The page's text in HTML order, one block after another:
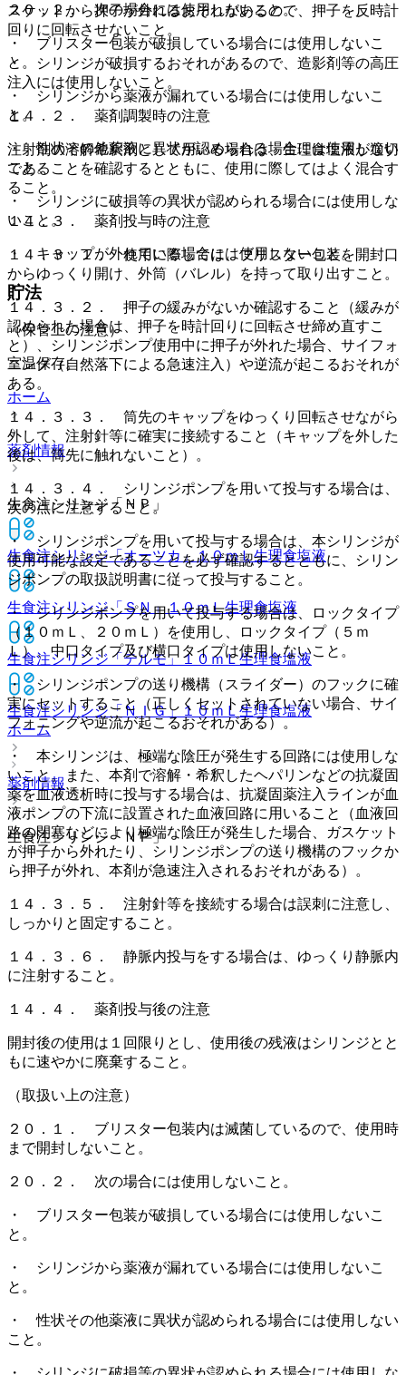
２０．２． 次の場合には使用しないこと。
・ ブリスター包装が破損している場合には使用しないこ
と。
・ シリンジから薬液が漏れている場合には使用しないこ
と。
・ 性状その他薬液に異状が認められる場合には使用しない
こと。
・ シリンジに破損等の異状が認められる場合には使用しな
いこと。
・ キャップが外れている場合には使用しないこと。
貯法
（保管上の注意）
室温保存。
ホーム
薬剤情報
生食注シリンジ「ＮＰ」
生食注シリンジ「オーツカ」１０ｍＬ生理食塩液
生食注シリンジ「ＳＮ」１０ｍＬ生理食塩液
生食注シリンジ「テルモ」１０ｍＬ生理食塩液
生食注シリンジ「ＮＩＧ」１０ｍＬ 生理食塩液
ホーム
薬剤情報
生食注シリンジ「ＮＰ」
スケットから押子が外れるおそれがあるので、押子を反時計
回りに回転させないこと。
・ シリンジが破損するおそれがあるので、造影剤等の高圧
注入には使用しないこと。
１４．２． 薬剤調製時の注意
注射剤の溶解希釈剤として用いる場合は、生理食塩液が適切
であることを確認するとともに、使用に際してはよく混合す
ること。
１４．３． 薬剤投与時の注意
１４．３．１． 使用に際しては、ブリスター包装を開封口
からゆっくり開け、外筒（バレル）を持って取り出すこと。
１４．３．２． 押子の緩みがないか確認すること（緩みが
認められた場合は、押子を時計回りに回転させ締め直すこ
と）、シリンジポンプ使用中に押子が外れた場合、サイフォ
ニング（自然落下による急速注入）や逆流が起こるおそれが
ある。
１４．３．３． 筒先のキャップをゆっくり回転させながら
外して、注射針等に確実に接続すること（キャップを外した
後は、筒先に触れないこと）。
１４．３．４． シリンジポンプを用いて投与する場合は、
次の点に注意すること。
・ シリンジポンプを用いて投与する場合は、本シリンジが
使用可能な設定であることを必ず確認するとともに、シリン
ジポンプの取扱説明書に従って投与すること。
・ シリンジポンプを用いて投与する場合は、ロックタイプ
（１０ｍＬ、２０ｍＬ）を使用し、ロックタイプ（５ｍ
Ｌ）、中口タイプ及び横口タイプは使用しないこと。
・ シリンジポンプの送り機構（スライダー）のフックに確
実にセットすること（正しくセットされていない場合、サイ
フォニングや逆流が起こるおそれがある）。
・ 本シリンジは、極端な陰圧が発生する回路には使用しな
いこと。また、本剤で溶解・希釈したヘパリンなどの抗凝固
薬を血液透析時に投与する場合は、抗凝固薬注入ラインが血
液ポンプの下流に設置された血液回路に用いること（血液回
路の閉塞などにより極端な陰圧が発生した場合、ガスケット
が押子から外れたり、シリンジポンプの送り機構のフックか
ら押子が外れ、本剤が急速注入されるおそれがある）。
１４．３．５． 注射針等を接続する場合は誤刺に注意し、
しっかりと固定すること。
１４．３．６． 静脈内投与をする場合は、ゆっくり静脈内
に注射すること。
１４．４． 薬剤投与後の注意
開封後の使用は１回限りとし、使用後の残液はシリンジとと
もに速やかに廃棄すること。
（取扱い上の注意）
２０．１． ブリスター包装内は滅菌しているので、使用時
まで開封しないこと。
２０．２． 次の場合には使用しないこと。
・ ブリスター包装が破損している場合には使用しないこ
と。
・ シリンジから薬液が漏れている場合には使用しないこ
と。
・ 性状その他薬液に異状が認められる場合には使用しない
こと。